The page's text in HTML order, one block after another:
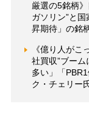
厳選の5銘柄
ガソリン”と
昇期待」の銘
《億り人がこ
社買収”ブー
多い」「
ク・チェリー